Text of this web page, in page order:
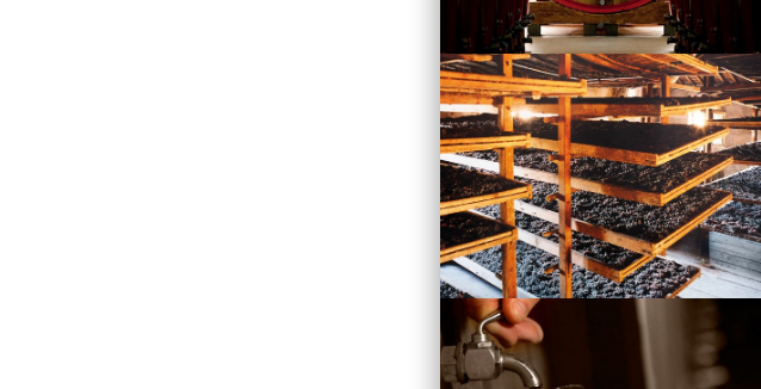
Visita la Cantina